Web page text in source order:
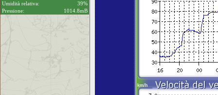
Umidità relativa:
39%
Pressione:
1014.8mB